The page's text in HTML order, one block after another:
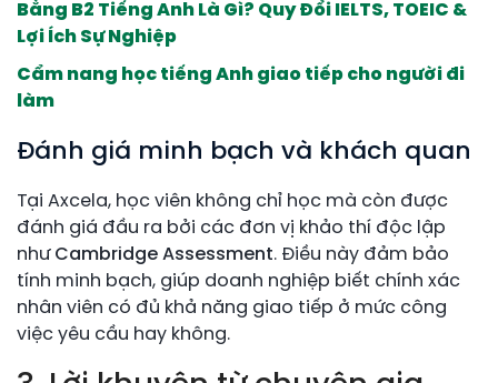
Bằng B2 Tiếng Anh Là Gì? Quy Đổi IELTS, TOEIC &
Lợi Ích Sự Nghiệp
Cẩm nang học tiếng Anh giao tiếp cho người đi
làm
Đánh giá minh bạch và khách quan
Tại Axcela, học viên không chỉ học mà còn được
đánh giá đầu ra bởi các đơn vị khảo thí độc lập
như Cambridge Assessment. Điều này đảm bảo
tính minh bạch, giúp doanh nghiệp biết chính xác
nhân viên có đủ khả năng giao tiếp ở mức công
việc yêu cầu hay không.